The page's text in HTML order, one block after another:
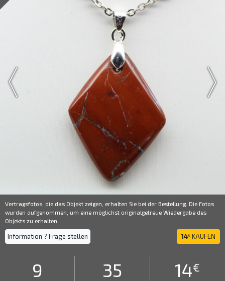
Vertragsfotos, die das Objekt zeigen, erhalten Sie bei der Bestellung. Die Fotos
wurden aufgenommen, um eine möglichst originalgetreue Wiedergabe des
Objekts zu erhalten.
Information ? Frage stellen 14€ KAUFEN
9 35 14€